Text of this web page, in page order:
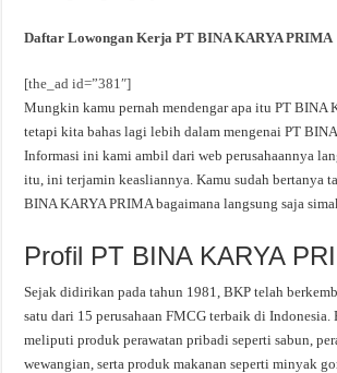
Daftar Lowongan Kerja PT BINA KARYA PRIMA
[the_ad id=”381″]
Mungkin kamu pernah mendengar apa itu PT BINA
tetapi kita bahas lagi lebih dalam mengenai PT
Informasi ini kami ambil dari web perusahaannya
itu, ini terjamin keasliannya. Kamu sudah bertanya
BINA KARYA PRIMA bagaimana langsung saja
Profil PT BINA KARYA
Sejak didirikan pada tahun 1981, BKP telah
satu dari 15 perusahaan FMCG terbaik di
meliputi produk perawatan pribadi seperti sabun,
wewangian, serta produk makanan seperti minyak